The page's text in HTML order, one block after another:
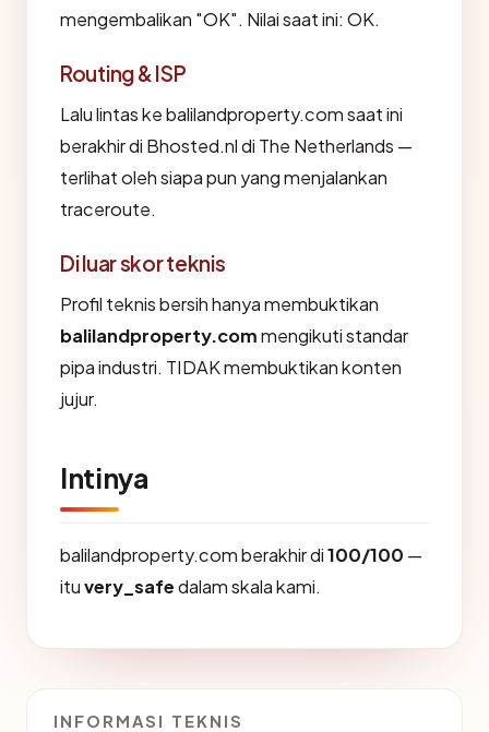
mengembalikan "OK". Nilai saat ini: OK.
Routing & ISP
Lalu lintas ke balilandproperty.com saat ini
berakhir di Bhosted.nl di The Netherlands —
terlihat oleh siapa pun yang menjalankan
traceroute.
Di luar skor teknis
Profil teknis bersih hanya membuktikan
balilandproperty.commengikuti standar
pipa industri. TIDAK membuktikan konten
jujur.
Intinya
balilandproperty.com berakhir di100/100 —
ituvery_safedalam skala kami.
INFORMASI TEKNIS